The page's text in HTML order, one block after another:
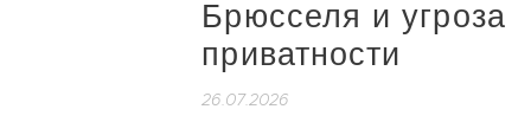
Брюсселя и угроза
приватности
26.07.2026